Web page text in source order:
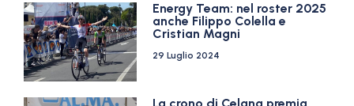
Energy Team: nel roster 2025
anche Filippo Colella e
Cristian Magni
29 Luglio 2024